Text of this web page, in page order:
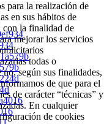
para la realización de
en sus hábitos de
con la finalidad de
mejorar los servicios
todas o
según sus finalidades,
de que para el
de carácter “técnicas” y
En cualquier
de cookies